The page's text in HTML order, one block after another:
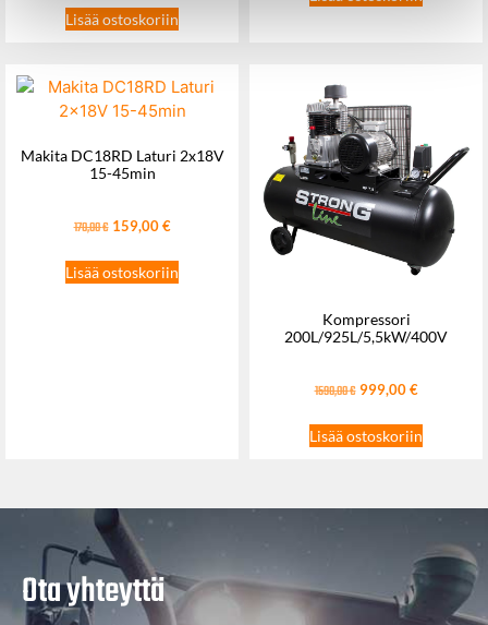
Lisää ostoskoriin
Makita DC18RD Laturi 2x18V
15-45min
170,00€ 159,00€
Lisää ostoskoriin
Kompressori
200L/925L/5,5kW/400V
1590,00€ 999,00€
Lisää ostoskoriin
Ota yhteyttä